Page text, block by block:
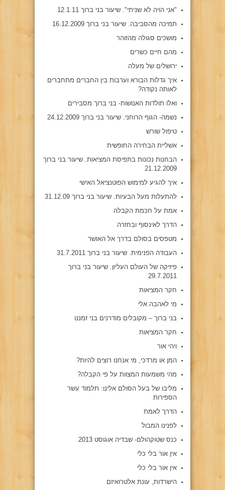
"אני הויה לא שניתי". שיעור בני ברוך 12.1.11
תמיכה מהסביבה. שיעור בני ברוך 16.12.2009
מושכים סגולה מהזוהר
מהם חיים כשרים
ירושלים של מעלה
איך גדלות הבורא וערבות בין החברים מתחברים
לאותה נקודה?
ואלו תולדות האנושות- בני ברוך מסבירים
נשמה- הגוף הרוחני. שיעור בני ברוך 24.12.2009
טיפול שורש
אשליית הבחירה החופשית
הבחנות נכונות בתפיסת המציאות. שיעור בני ברוך
21.12.2009
איך להגיע למימוש הפוטנציאל האישי
להתעלות מעל הבעיות. שיעור בני ברוך 31.12.09
אמת על חכמת הקבלה
הדרך לאינסוף ובחזרה
מטפסים בסולם בדרך אל האושר
העבודה הפנימית. שיעור בני ברוך 31.7.2011
פיזיקה של העולם העליון. שיעור בני ברוך
29.7.2011
חקר המציאות
מי לאהבה אלי
בני ברוך – מקובלים מודרנים בני זמננו
חקר המציאות
ויהי אור
המן או מרדכי, מי אנחנו רוצים להיות?
מהי משמעות המצוות על פי הקבלה?
מליבו של בעל הסולם אלינו: תלמוד עשר
הספירות
הדרך לאמת
לפנינו המבול
כנס שטוקהולם- שבדיה אוגוסט 2013
אין אור בלי כלי
אין אור בלי כלי
הישרדות, עונת אלטרואיזם